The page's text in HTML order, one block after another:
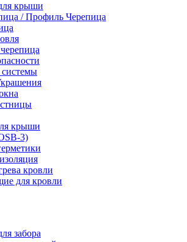
крыши
/ Профиль Черепица
крыши
3)
кровли
для кровли
забора